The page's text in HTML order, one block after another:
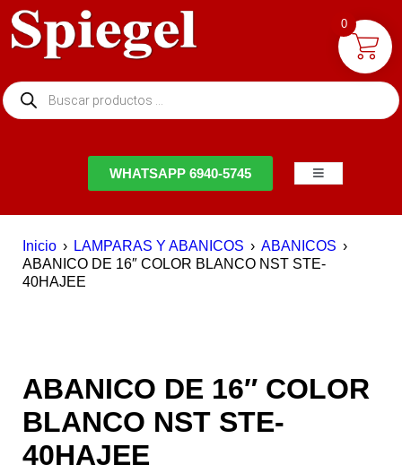
WHATSAPP 6940-5745
Inicio › LAMPARAS Y ABANICOS › ABANICOS ›
ABANICO DE 16″ COLOR BLANCO NST STE-
40HAJEE
ABANICO DE 16″ COLOR
BLANCO NST STE-
40HAJEE
0